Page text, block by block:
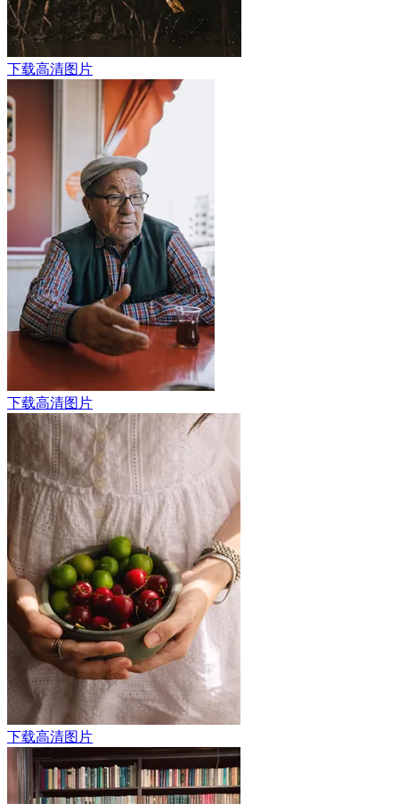
下载高清图片
下载高清图片
下载高清图片